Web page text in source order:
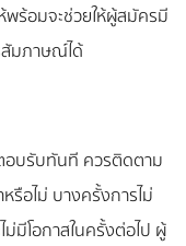
ร้อมจะช่วยให้ผู้สมัครมี
สัมภาษณ์ได้
อบรับทันที ควรติดตาม
อไม่ บางครั้งการไม่
ม่มีโอกาสในครั้งต่อไป ผู้